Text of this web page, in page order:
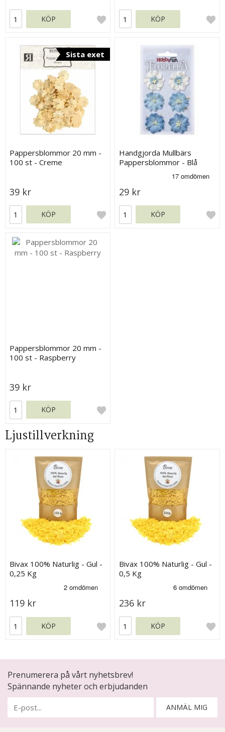
KÖP KÖP
Sista exet
Pappersblommor 20 mm -
100 st - Creme
39 kr
KÖP
Handgjorda Mullbärs
Pappersblommor - Blå
29 kr
KÖP
Pappersblommor 20 mm -
100 st - Raspberry
39 kr
KÖP
Ljustillverkning
Bivax 100% Naturlig - Gul -
0,25 Kg
119 kr
KÖP
Bivax 100% Naturlig - Gul -
0,5 Kg
236 kr
KÖP
Prenumerera på vårt nyhetsbrev!
Spännande nyheter och erbjudanden
ANMÄL MIG